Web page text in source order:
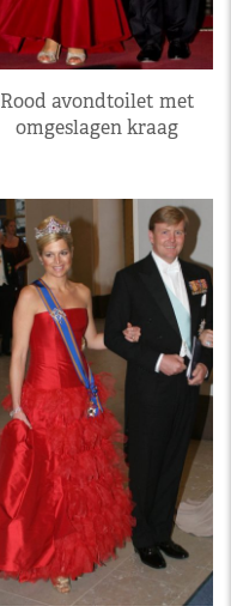
Rood avondtoilet met
omgeslagen kraag